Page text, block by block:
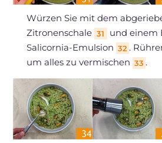
Würzen Sie mit dem
Zitronenschale 31
und einem
Salicornia-Emulsion 32 .
um alles zu vermischen 33 .